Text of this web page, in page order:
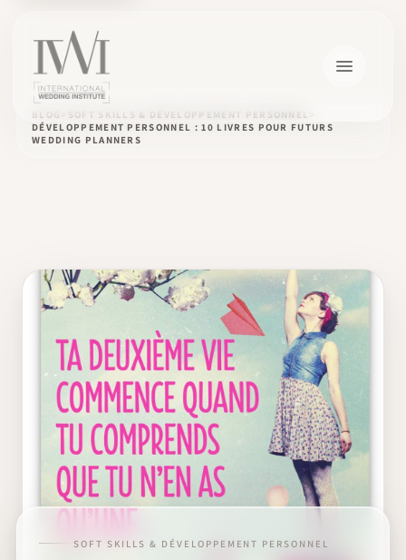
BLOG
SOFT SKILLS & DÉVELOPPEMENT PERSONNEL
DÉVELOPPEMENT PERSONNEL : 10 LIVRES POUR FUTURS
WEDDING PLANNERS
SOFT SKILLS & DÉVELOPPEMENT PERSONNEL